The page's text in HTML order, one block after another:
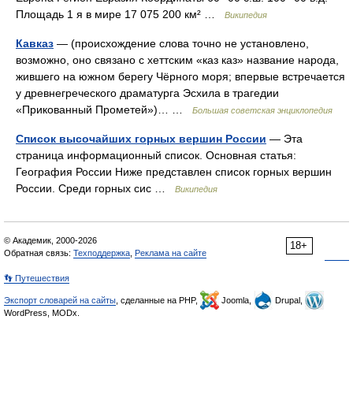
Площадь 1 я в мире 17 075 200 км² …
Википедия
Кавказ — (происхождение слова точно не установлено,
возможно, оно связано с хеттским «каз каз» название народа,
жившего на южном берегу Чёрного моря; впервые встречается
у древнегреческого драматурга Эсхила в трагедии
«Прикованный Прометей»)… …
Большая советская энциклопедия
Список высочайших горных вершин России — Эта
страница информационный список. Основная статья:
География России Ниже представлен список горных вершин
России. Среди горных сис …
Википедия
18+
© Академик, 2000-2026
Обратная связь: Техподдержка Реклама на сайте
👣 Путешествия
Экспорт словарей на сайты , сделанные на PHP, Joomla,
Drupal,
WordPress, MODx.